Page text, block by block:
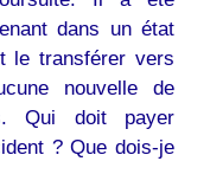
dans un état
le transférer vers
nouvelle de
Qui doit payer
? Que dois-je